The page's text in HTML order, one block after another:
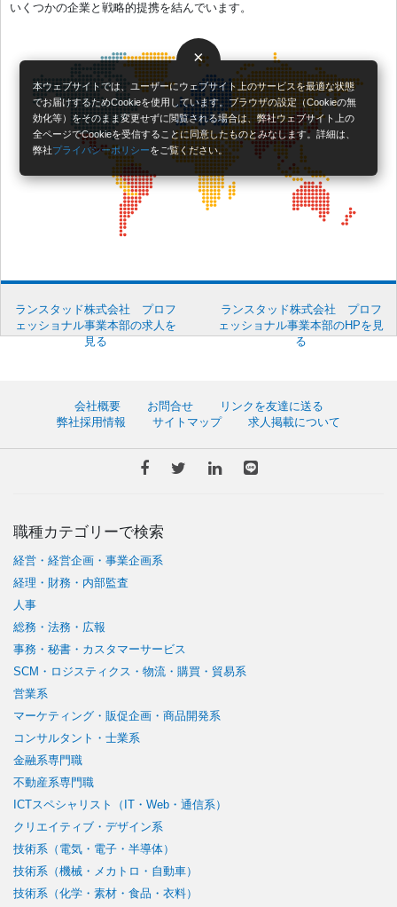
×
本ウェブサイトでは、ユーザーにウェブサイト上のサービスを最適な状態
でお届けするためCookieを使用しています。ブラウザの設定（Cookieの無
効化等）をそのまま変更せずに閲覧される場合は、弊社ウェブサイト上の
全ページでCookieを受信することに同意したものとみなします。詳細は、
弊社プライバシーポリシーをご覧ください。
いくつかの企業と戦略的提携を結んでいます。
ランスタッド株式会社 プロフ
ェッショナル事業本部の求人を
見る
ランスタッド株式会社 プロフ
ェッショナル事業本部のHPを見
る
会社概要 お問合せ
リンクを友達に送る
弊社採用情報
サイトマップ 求人掲載について
職種カテゴリーで検索
経営・経営企画・事業企画系
経理・財務・内部監査
人事
総務・法務・広報
事務・秘書・カスタマーサービス
SCM・ロジスティクス・物流・購買・貿易系
営業系
マーケティング・販促企画・商品開発系
コンサルタント・士業系
金融系専門職
不動産系専門職
ICTスペシャリスト（IT・Web・通信系）
クリエイティブ・デザイン系
技術系（電気・電子・半導体）
技術系（機械・メカトロ・自動車）
技術系（化学・素材・食品・衣料）